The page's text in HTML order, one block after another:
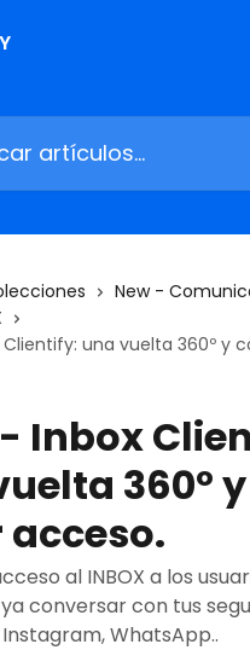
New -
Clientify: una vuelta 360º y
- Inbox
360º
al INBOX a los
conversar con tus
WhatsApp..